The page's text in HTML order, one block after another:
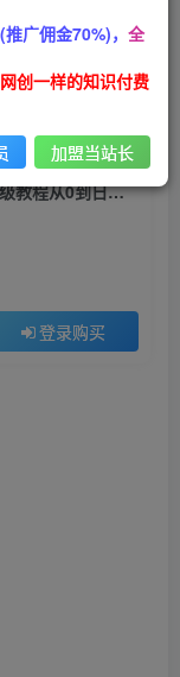
关注 私信
（5912期）2023小红书无货源电商【保姆级教程从0到日入300】爆单3W
登录购买
广佣金70%)， 全
创一样的知识付费
加盟当站长